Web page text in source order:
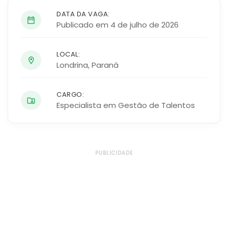
DATA DA VAGA:
Publicado em 4 de julho de 2026
LOCAL:
Londrina,Paraná
CARGO:
Especialista em Gestão de Talentos
PUBLICIDADE